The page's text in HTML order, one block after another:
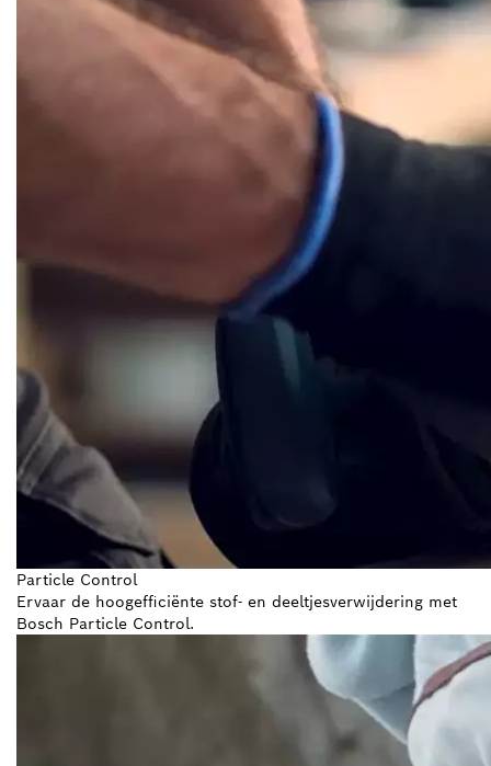
Particle Control
Ervaar de hoogefficiënte stof- en deeltjesverwijdering met
Bosch Particle Control.